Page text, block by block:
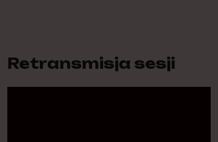
Retransmisja sesji